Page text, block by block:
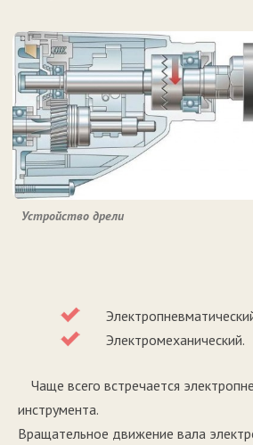
Устройство дрели
Электромеханический.
Чаще всего встречается
инструмента.
Вращательное движение вала